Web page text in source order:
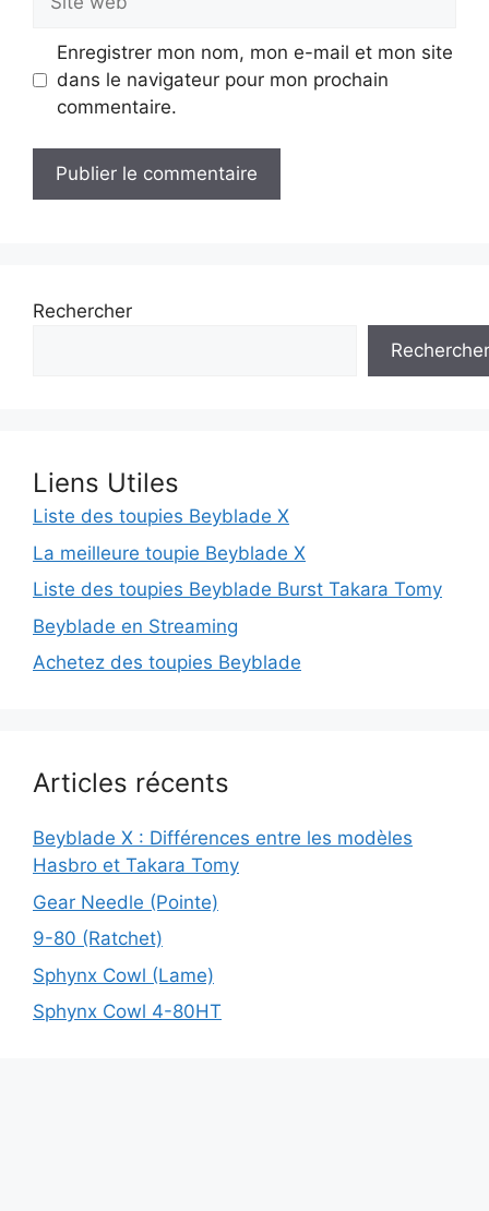
web
Enregistrer mon nom, mon e-mail et mon site
dans le navigateur pour mon prochain
commentaire.
Rechercher
Rechercher
Liens Utiles
Liste des toupies Beyblade X
La meilleure toupie Beyblade X
Liste des toupies Beyblade Burst Takara Tomy
Beyblade en Streaming
Achetez des toupies Beyblade
Articles récents
Beyblade X : Différences entre les modèles
Hasbro et Takara Tomy
Gear Needle (Pointe)
9-80 (Ratchet)
Sphynx Cowl (Lame)
Sphynx Cowl 4-80HT